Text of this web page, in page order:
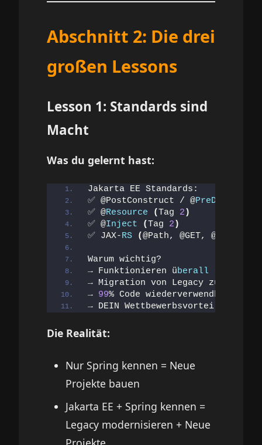
Abschnitt 2: Die drei
großen Lessons
Lesson 1: Standards sind
Macht
Was du gelernt hast:
Jakarta EE Standards:
✅ @PostConstruct / @PreDestroy
✅ @Resource (Tag 2 )
✅ @Inject (Tag 2 )
✅ JAX-RS (@Path, @GET, @POST
Warum wichtig?
→ Funktionieren überall
→ Migration von Legacy zu Modern
→ 99% Code wiederverwendbar!
→ DEIN Wettbewerbsvorteil!
Die Realität:
Nur Spring kennen = Neue
Projekte bauen
Jakarta EE + Spring kennen =
Legacy modernisieren + Neue